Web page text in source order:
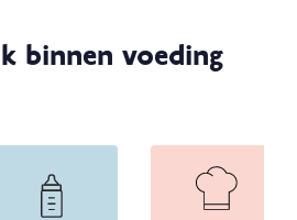
binnen voeding